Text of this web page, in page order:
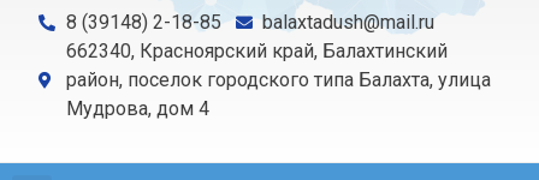
8 (39148) 2-18-85
balaxtadush@mail.ru
662340, Красноярский край, Балахтинский
район, поселок городского типа Балахта, улица
Мудрова, дом 4